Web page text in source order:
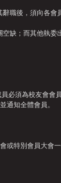
職後，須向各會
缺；而其他執
必須為校友會會
通知全體會員。
特別會員大會一